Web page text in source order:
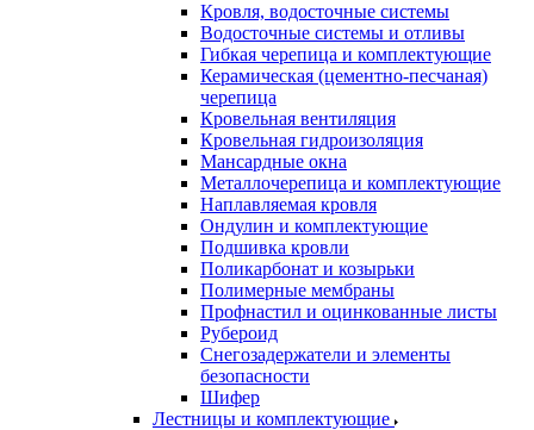
Кровля, водосточные системы
Водосточные системы и отливы
Гибкая черепица и комплектующие
Керамическая (цементно-песчаная)
черепица
Кровельная вентиляция
Кровельная гидроизоляция
Мансардные окна
Металлочерепица и комплектующие
Наплавляемая кровля
Ондулин и комплектующие
Подшивка кровли
Поликарбонат и козырьки
Полимерные мембраны
Профнастил и оцинкованные листы
Рубероид
Снегозадержатели и элементы
безопасности
Шифер
Лестницы и комплектующие